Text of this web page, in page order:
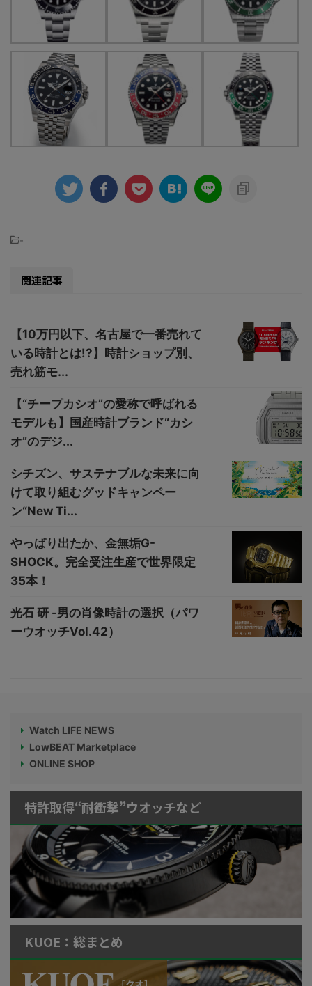
-
関連記事
【10万円以下、名古屋で一番売れて
いる時計とは!?】時計ショップ別、
売れ筋モ...
【“チープカシオ”の愛称で呼ばれる
モデルも】国産時計ブランド“カシ
オ”のデジ...
シチズン、サステナブルな未来に向
けて取り組むグッドキャンペー
ン“New Ti...
やっぱり出たか、金無垢G-
SHOCK。完全受注生産で世界限定
35本！
光石 研 -男の肖像時計の選択（パワ
ーウオッチVol.42）
Watch LIFE NEWS
LowBEAT Marketplace
ONLINE SHOP
特許取得“耐衝撃”ウオッチなど
KUOE：総まとめ